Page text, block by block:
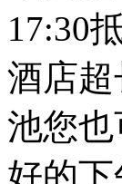
17:30
酒店
池您
好的下